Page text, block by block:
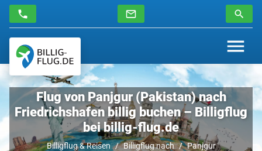
Flug von Panjgur (Pakistan) nach
Friedrichshafen billig buchen – Billigflug
bei billig-flug.de
Billigflug & Reisen Billigflug nach
Panjgur